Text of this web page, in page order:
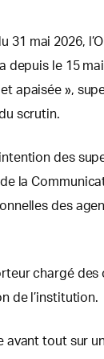
mai 2026,
le 15
apaisée »,
scrutin.
des
la
des
chargé
de l’institution.
avant tout sur